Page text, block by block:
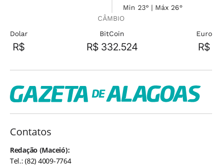
Min 23° | Máx 26°
CÂMBIO
Dolar
R$
BitCoin
R$ 332.524
Euro
R$
Contatos
Redação (Maceió):
Tel.: (82) 4009-7764